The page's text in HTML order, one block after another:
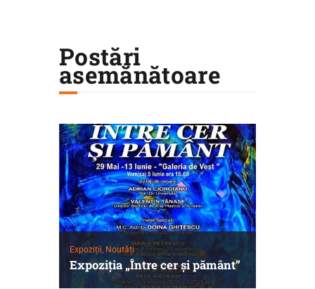
Postări
asemănătoare
Expoziții, Noutăți
Expoziţia „Între cer şi pământ”